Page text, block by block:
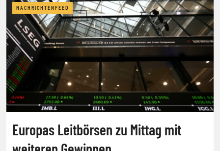
NACHRICHTENFEED
Europas Leitbörsen zu Mittag mit